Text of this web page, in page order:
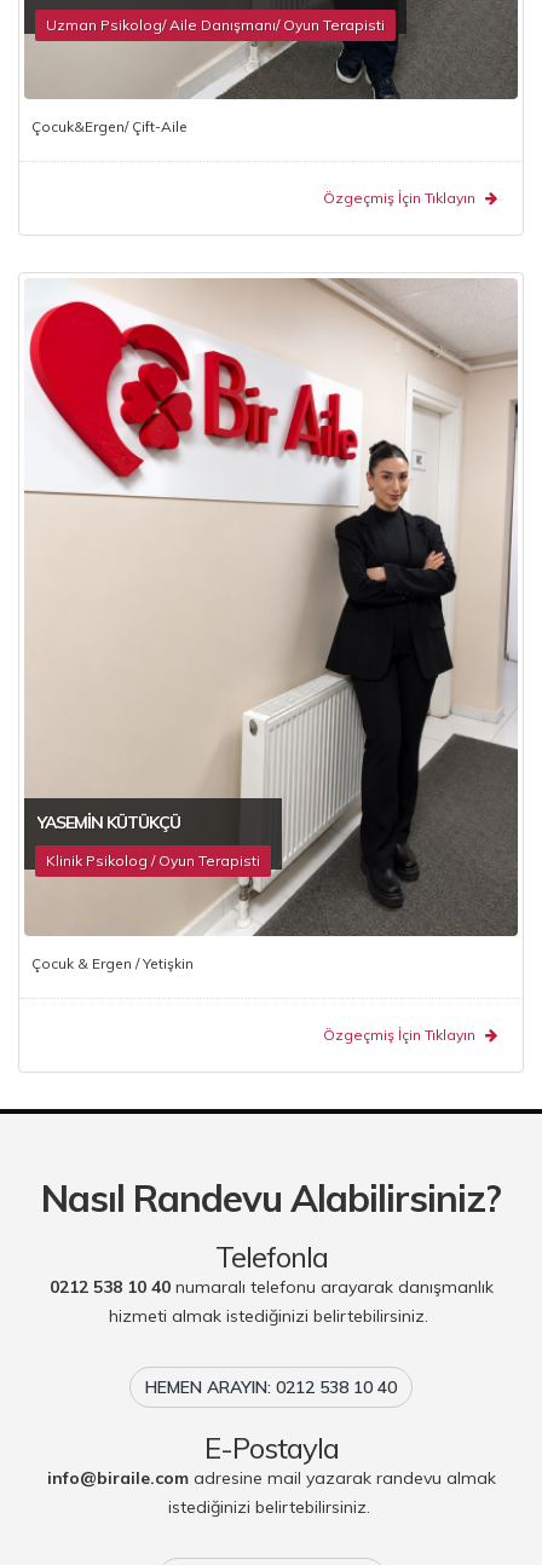
Uzman Psikolog/ Aile Danışmanı/ Oyun Terapisti
Çocuk&Ergen/ Çift-Aile
Özgeçmiş İçin Tıklayın
YASEMIN KÜTÜKÇÜ
Klinik Psikolog / Oyun Terapisti
Çocuk & Ergen / Yetişkin
Özgeçmiş İçin Tıklayın
Nasıl Randevu Alabilirsiniz?
Telefonla
0212 538 10 40numaralı telefonu arayarak danışmanlık
hizmeti almak istediğinizi belirtebilirsiniz.
HEMEN ARAYIN: 0212 538 10 40
E-Postayla
info@biraile.comadresine mail yazarak randevu almak
istediğinizi belirtebilirsiniz.